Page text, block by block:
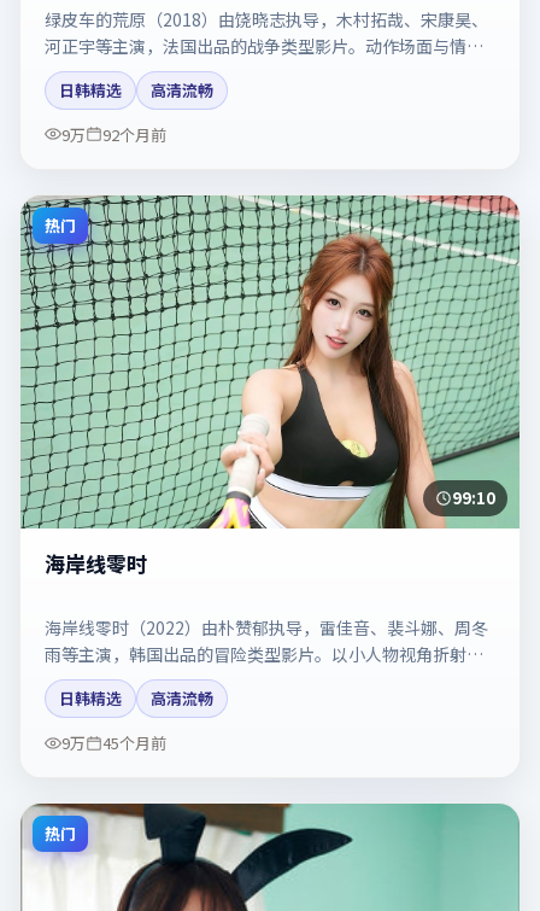
绿皮车的荒原（2018）由饶晓志执导，木村拓哉、宋康昊、
河正宇等主演，法国出品的战争类型影片。动作场面与情感
戏比例拿捏得当。剧情简介与主创信息可供检索参考，上映
日期以片方资料为准。
日韩精选
高清流畅
9万
92个月前
热门
99:10
海岸线零时
海岸线零时（2022）由朴赞郁执导，雷佳音、裴斗娜、周冬
雨等主演，韩国出品的冒险类型影片。以小人物视角折射时
代切片。剧情简介与主创信息可供检索参考，上映日期以片
方资料为准。
日韩精选
高清流畅
9万
45个月前
热门